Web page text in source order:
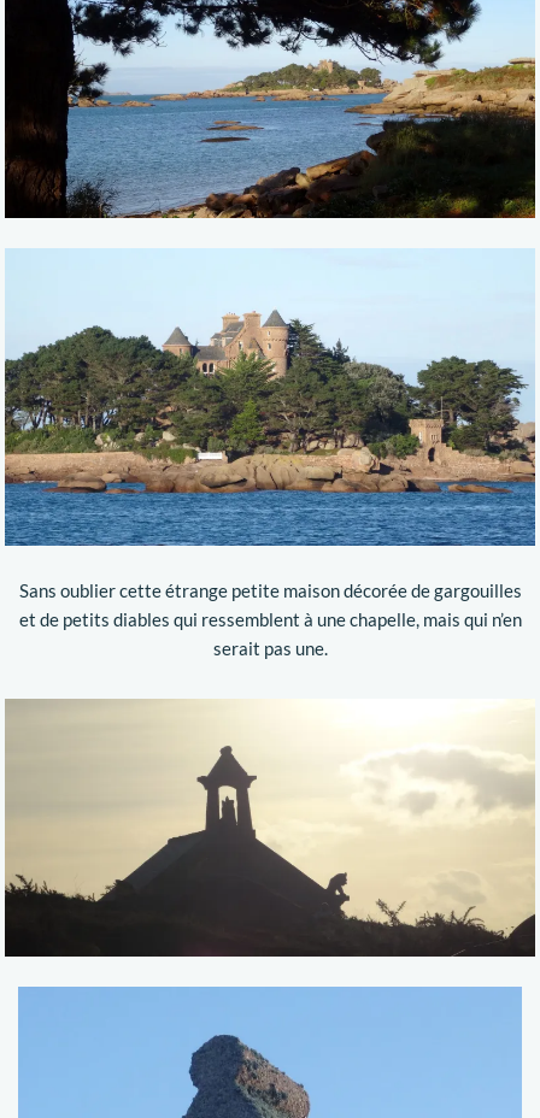
Sans oublier cette étrange petite maison décorée de gargouilles
et de petits diables qui ressemblent à une chapelle, mais qui n’en
serait pas une.